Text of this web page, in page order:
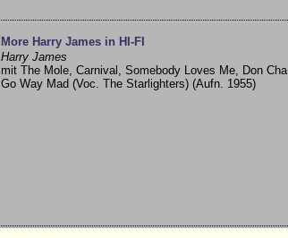
More Harry James in HI-FI
Harry James
mit The Mole, Carnival, Somebody Loves Me, Don Cha
Go Way Mad (Voc. The Starlighters) (Aufn. 1955)